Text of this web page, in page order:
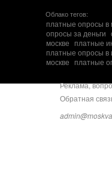
Облако тегов:
платные опросы в
опросы за деньги
москве платные
платные опросы в
москве платные
Реклама,
Обратная